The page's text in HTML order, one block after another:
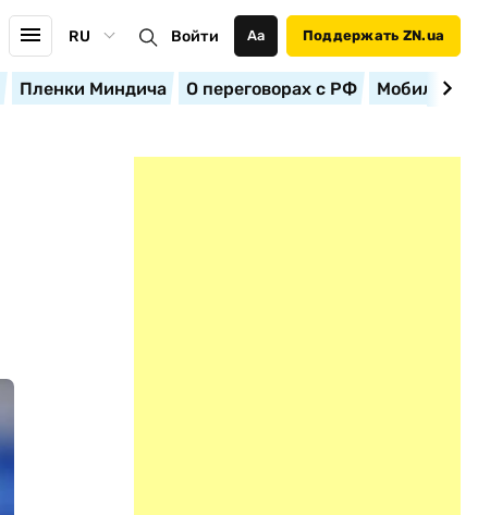
RU Войти Аа Поддержать ZN.ua
Пленки Миндича О переговорах с РФ